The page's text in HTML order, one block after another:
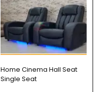
Home Cinema Hall Seat
Single Seat